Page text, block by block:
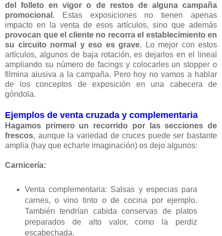
del folleto en vigor o de restos de alguna campaña
promocional . Estas exposiciones no tienen apenas
impacto en la venta de esos artículos, sino que además
provocan que el cliente no recorra el establecimiento en
su circuito normal y eso es grave. Lo mejor con estos
artículos, algunos de baja rotación, es dejarlos en el lineal
ampliando su número de facings y colocarles un stopper o
filmina alusiva a la campaña. Pero hoy no vamos a hablar
de los conceptos de exposición en una cabecera de
góndola.
Ejemplos de venta cruzada y complementaria
Hagamos primero un recorrido por las secciones de
frescos, aunque la variedad de cruces puede ser bastante
amplia (hay que echarle imaginación) os dejo algunos:
Carnicería:
Venta complementaria: Salsas y especias para
carnes, o vino tinto o de cocina por ejemplo.
También tendrían cabida conservas de platos
preparados de alto valor, como la perdiz
escabechada.